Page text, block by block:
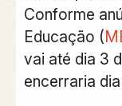
Conforme
Educação (
vai até dia 3
encerraria dia